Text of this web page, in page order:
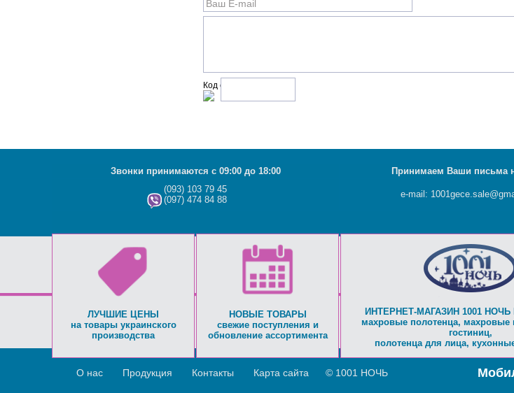
Код с рисунка:
О нас Продукция Контакты Карта сайта © 1001 НОЧЬ
Звонки принимаются с 09:00 до 18:00 Принимаем Ваши письма
(093) 103 79 45
(097) 474 84 88
e-mail:
ЛУЧШИЕ ЦЕНЫ
на товары украинского
производства
НОВЫЕ ТОВАРЫ
свежие поступления и
обновление ассортимента
ИНТЕРНЕТ-МАГАЗИН 1001 НОЧЬ
махровые полотенца, махровые
гостиниц,
полотенца для лица,